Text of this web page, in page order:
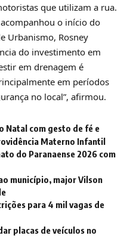
que utilizam a rua.
o início do
Urbanismo, Rosney
do investimento em
em drenagem é
em períodos
no local”, afirmou.
Natal com gesto de fé e
Materno Infantil
do Paranaense 2026 com
município, major Vilson
para 4 mil vagas de
placas de veículos no